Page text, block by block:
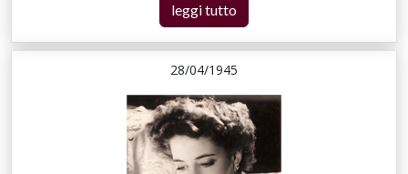
leggi tutto
28/04/1945